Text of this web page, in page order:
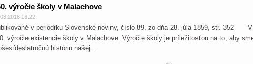
výročie školy v Malachove
16:22
v periodiku Slovenské noviny, číslo 89, zo dňa 28. júla 1859, str. 352 V
výročie existencie školy v Malachove. Výročie školy je príležitosťou na to, aby
históriu našej...